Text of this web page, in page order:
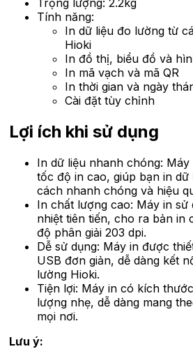
Tính năng:
In dữ liệu đo lường từ
Hioki
In đồ thị, biểu đồ và
In mã vạch và mã QR
In thời gian và ngày
Cài đặt tùy chỉnh
Lợi ích khi sử dụng
In dữ liệu nhanh chóng:
tốc độ in cao, giúp bạn in
cách nhanh chóng và hiệu
In chất lượng cao: Máy in sử
nhiệt tiên tiến, cho ra bản in
độ phân giải 203 dpi.
Dễ sử dụng: Máy in được
USB đơn giản, dễ dàng kết
lường Hioki.
Tiện lợi: Máy in có kích
lượng nhẹ, dễ dàng mang
mọi nơi.
Lưu ý: